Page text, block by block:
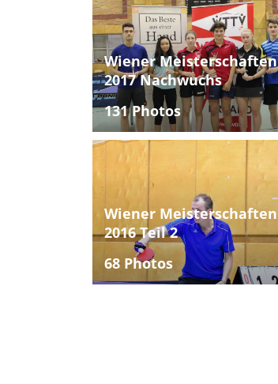
Wiener Meisterschaften
2017 Nachwuchs
131 Photos
Wiener Meisterschaften
2016 Teil 2
68 Photos